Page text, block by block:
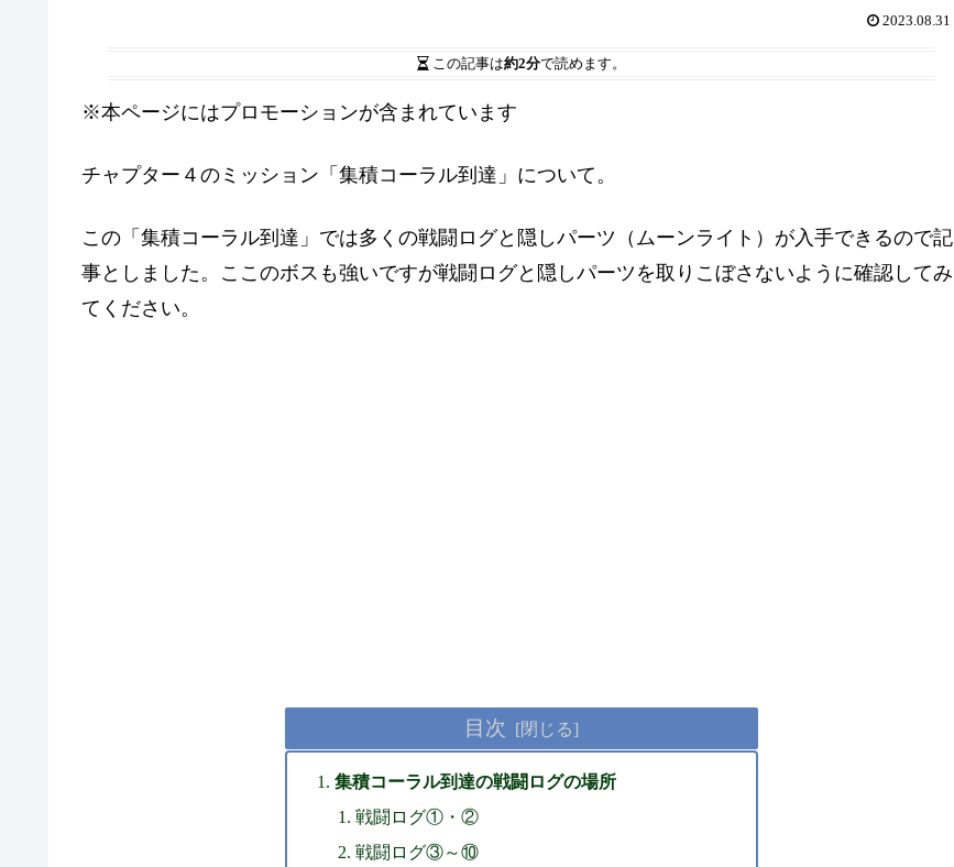
2023.08.31
この記事は約2分で読めます。
※本ページにはプロモーションが含まれています
チャプター４のミッション「集積コーラル到達」について。
この「集積コーラル到達」では多くの戦闘ログと隠しパーツ（ムーンライト）が入手できるので記
事としました。ここのボスも強いですが戦闘ログと隠しパーツを取りこぼさないように確認してみ
てください。
目次
集積コーラル到達の戦闘ログの場所
戦闘ログ①・②
戦闘ログ③～⑩